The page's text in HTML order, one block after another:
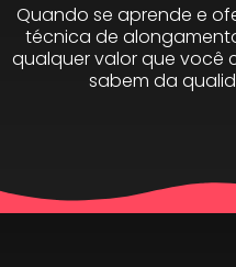
Quando se aprende e
técnica de
qualquer valor que você
sabem da